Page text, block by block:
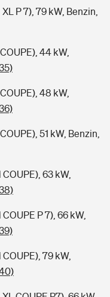
P 7), 79 kW, Benzin,
44 kW,
48 kW,
51 kW, Benzin,
63 kW,
P 7), 66 kW,
79 kW,